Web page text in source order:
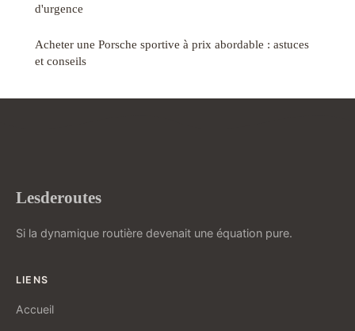
d'urgence
Acheter une Porsche sportive à prix abordable : astuces
et conseils
Lesderoutes
Si la dynamique routière devenait une équation pure.
LIENS
Accueil